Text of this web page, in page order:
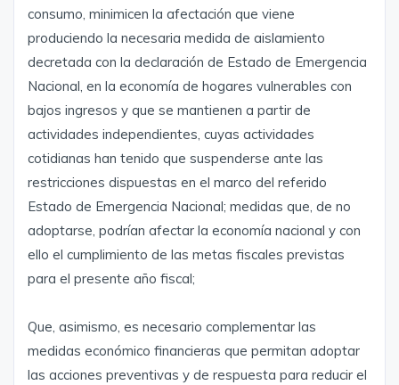
consumo, minimicen la afectación que viene
produciendo la necesaria medida de aislamiento
decretada con la declaración de Estado de Emergencia
Nacional, en la economía de hogares vulnerables con
bajos ingresos y que se mantienen a partir de
actividades independientes, cuyas actividades
cotidianas han tenido que suspenderse ante las
restricciones dispuestas en el marco del referido
Estado de Emergencia Nacional; medidas que, de no
adoptarse, podrían afectar la economía nacional y con
ello el cumplimiento de las metas fiscales previstas
para el presente año fiscal;
Que, asimismo, es necesario complementar las
medidas económico financieras que permitan adoptar
las acciones preventivas y de respuesta para reducir el